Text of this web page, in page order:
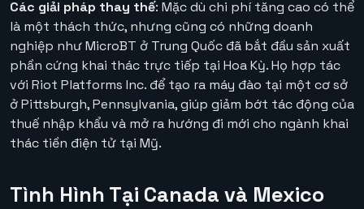
Các giải pháp thay thế: Mặc dù chi phí tăng cao có thể
là một thách thức, nhưng cũng có những doanh
nghiệp như MicroBT ở Trung Quốc đã bắt đầu sản xuất
phần cứng khai thác trực tiếp tại Hoa Kỳ. Họ hợp tác
với Riot Platforms Inc. để tạo ra máy đào tại một cơ sở
ở Pittsburgh, Pennsylvania, giúp giảm bớt tác động của
thuế nhập khẩu và mở ra hướng đi mới cho ngành khai
thác tiền điện tử tại Mỹ.
Tình Hình Tại Canada và Mexico